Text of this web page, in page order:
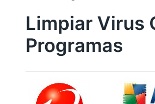
Limpiar Virus
Programas